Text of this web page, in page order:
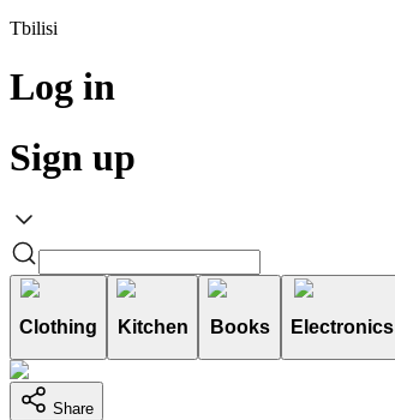
Tbilisi
Log in
Sign up
Clothing Kitchen Books Electronics
Share